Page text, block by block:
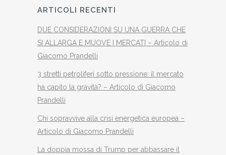
ARTICOLI RECENTI
DUE CONSIDERAZIONI SU UNA GUERRA CHE
SI ALLARGA E MUOVE I MERCATI – Articolo di
Giacomo Prandelli
3 stretti petroliferi sotto pressione: il mercato
ha capito la gravità? – Articolo di Giacomo
Prandelli
Chi sopravvive alla crisi energetica europea –
Articolo di Giacomo Prandelli
La doppia mossa di Trump per abbassare il